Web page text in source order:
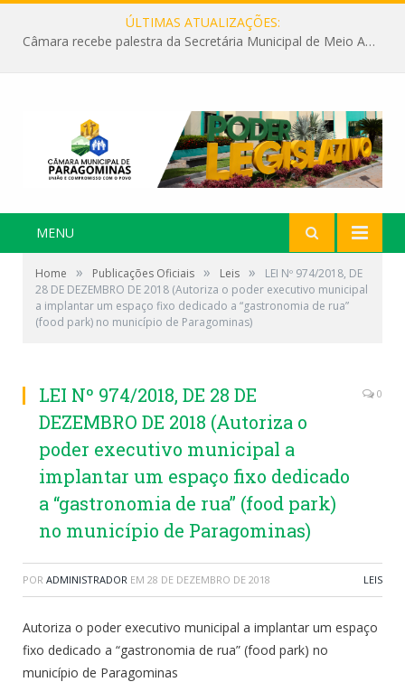
ÚLTIMAS ATUALIZAÇÕES:
Câmara recebe palestra da Secretária Municipal de Meio Ambiente sobre as ações da “SEMANA DO MEIO AMBIENTE”
MENU
Home » Publicações Oficiais » Leis »
LEI Nº 974/2018, DE
28 DE DEZEMBRO DE 2018 (Autoriza o poder executivo municipal
a implantar um espaço fixo dedicado a “gastronomia de rua”
(food park) no município de Paragominas)
LEI Nº 974/2018, DE 28 DE
DEZEMBRO DE 2018 (Autoriza o
poder executivo municipal a
implantar um espaço fixo dedicado
a “gastronomia de rua” (food park)
no município de Paragominas)
0
POR ADMINISTRADOR EM 28 DE DEZEMBRO DE 2018 LEIS
Autoriza o poder executivo municipal a implantar um espaço
fixo dedicado a “gastronomia de rua” (food park) no
município de Paragominas